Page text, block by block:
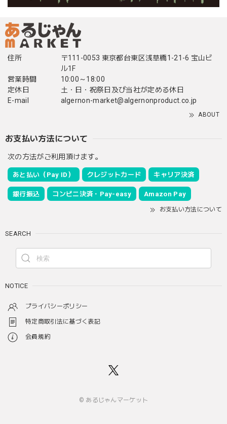
住所
〒111-0053 東京都台東区浅草橋1-21-6 宝山ビ
ル1F
営業時間
10:00～18:00
定休日
土・日・祝祭日及び当社が定める休日
E-mail
algernon-market@algernonproduct.co.jp
ABOUT
お支払い方法について
次の方法がご利用頂けます。
あと払い（Pay ID） クレジットカード キャリア決済
銀行振込 コンビニ決済・Pay-easy Amazon Pay
お支払い方法について
SEARCH
NOTICE
プライバシーポリシー
特定商取引法に基づく表記
会員規約
© あるじゃんマーケット